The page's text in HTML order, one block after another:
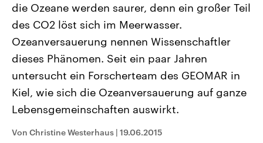
Landtagswahl Sachsen-Anhalt
2026
Alle Informationen
Sachsen-Anhalt wählt am 6.
September 2026 einen neuen
Bundesland von einer Koalition aus
Umfragen, Prognosen,
Wahlprogramme, aktuelle Berichte
und Hintergründe zu den Parteien
Wahl.
Aktuelle Beiträge,
Hintergründe
Wirtschaftlich und
gehören die Vereinigten
mit großem Einfluss auf
Sendungen Programm Podcasts
die Ozeane werden saurer, denn ein großer Teil
des CO2 löst sich im Meerwasser.
Ozeanversauerung nennen Wissenschaftler
dieses Phänomen. Seit ein paar Jahren
untersucht ein Forscherteam des GEOMAR in
Kiel, wie sich die Ozeanversauerung auf ganze
Lebensgemeinschaften auswirkt.
Von Christine Westerhaus | 19.06.2015